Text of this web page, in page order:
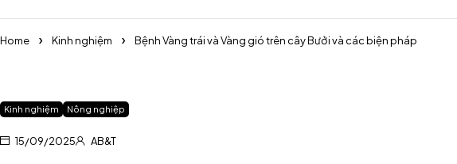
Home Kinh nghiệm Bệnh Vàng trái và Vàng gió trên cây Bưởi và các biện pháp
Kinh nghiệm Nông nghiệp
15/09/2025 AB&T